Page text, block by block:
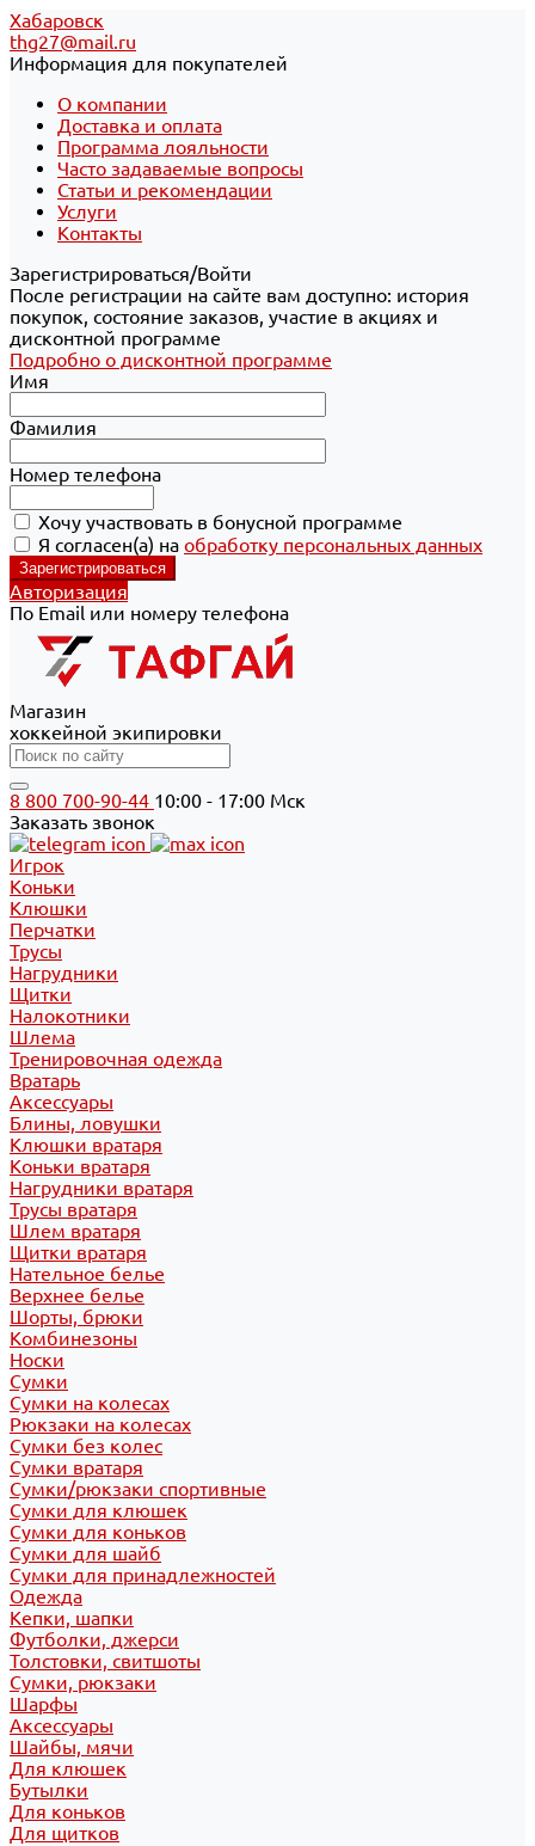
Хабаровск
thg27@mail.ru
Информация для покупателей
О компании
Доставка и оплата
Программа лояльности
Часто задаваемые вопросы
Статьи и рекомендации
Услуги
Контакты
Зарегистрироваться/Войти
После регистрации на сайте вам доступно: история
покупок, состояние заказов, участие в акциях и
дисконтной программе
Подробно о дисконтной программе
Имя
Фамилия
Номер телефона
Хочу участвовать в бонусной программе
Я согласен(а) на обработку персональных данных
Авторизация
По Email или номеру телефона
Магазин
хоккейной экипировки
8 800 700-90-44 10:00 - 17:00 Мск
Заказать звонок
Игрок
Коньки
Клюшки
Перчатки
Трусы
Нагрудники
Щитки
Налокотники
Шлема
Тренировочная одежда
Вратарь
Аксессуары
Блины, ловушки
Клюшки вратаря
Коньки вратаря
Нагрудники вратаря
Трусы вратаря
Шлем вратаря
Щитки вратаря
Нательное белье
Верхнее белье
Шорты, брюки
Комбинезоны
Носки
Сумки
Сумки на колесах
Рюкзаки на колесах
Сумки без колес
Сумки вратаря
Сумки/рюкзаки спортивные
Сумки для клюшек
Сумки для коньков
Сумки для шайб
Сумки для принадлежностей
Одежда
Кепки, шапки
Футболки, джерси
Толстовки, свитшоты
Сумки, рюкзаки
Шарфы
Аксессуары
Шайбы, мячи
Для клюшек
Бутылки
Для коньков
Для щитков